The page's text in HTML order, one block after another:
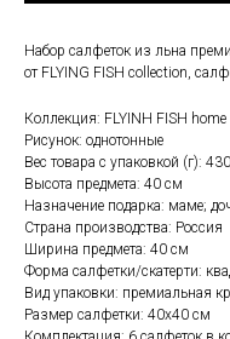
Набор салфеток из льна
от FLYING FISH collection,
Коллекция: FLYINH FISH home
Рисунок: однотонные
Вес товара с упаковкой (г):
Высота предмета: 40 см
Назначение подарка: маме;
Страна производства: Россия
Ширина предмета: 40 см
Форма салфетки/скатерти:
Вид упаковки: премиальная
Размер салфетки: 40х40 см